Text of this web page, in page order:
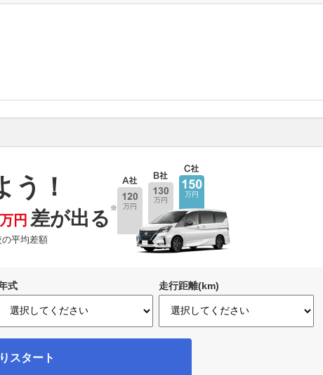
う！
万円 差が出る ※
平均差額
式 走行距離(km)
スタート